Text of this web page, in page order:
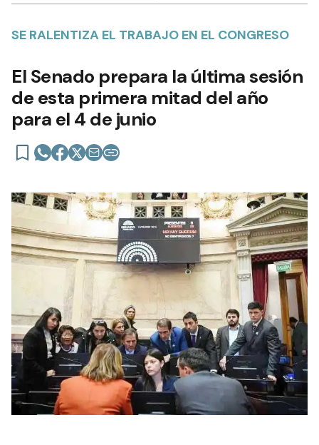
SE RALENTIZA EL TRABAJO EN EL CONGRESO
El Senado prepara la última sesión
de esta primera mitad del año
para el 4 de junio